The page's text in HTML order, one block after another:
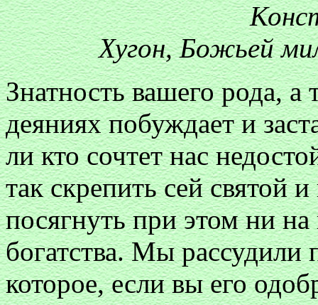
Хугон, Божьей
Знатность вашего рода, а
деяниях побуждает и
ли кто сочтет нас
так скрепить сей святой
посягнуть при этом ни
богатства. Мы рассудили
которое, если вы его